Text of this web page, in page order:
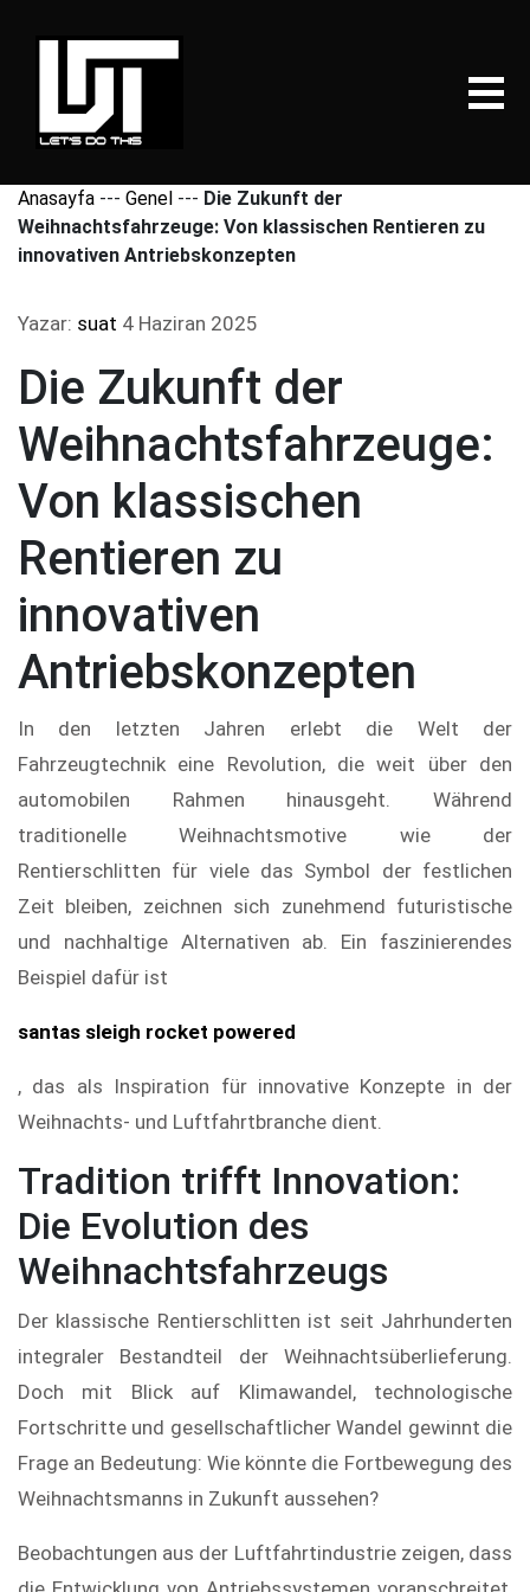
Anasayfa --- Genel --- Die Zukunft der
Weihnachtsfahrzeuge: Von klassischen Rentieren zu
innovativen Antriebskonzepten
Yazar: suat 4 Haziran 2025
Die Zukunft der
Weihnachtsfahrzeuge:
Von klassischen
Rentieren zu
innovativen
Antriebskonzepten
In den letzten Jahren erlebt die Welt der
Fahrzeugtechnik eine Revolution, die weit über den
automobilen Rahmen hinausgeht. Während
traditionelle Weihnachtsmotive wie der
Rentierschlitten für viele das Symbol der festlichen
Zeit bleiben, zeichnen sich zunehmend futuristische
und nachhaltige Alternativen ab. Ein faszinierendes
Beispiel dafür ist
santas sleigh rocket powered
, das als Inspiration für innovative Konzepte in der
Weihnachts- und Luftfahrtbranche dient.
Tradition trifft Innovation:
Die Evolution des
Weihnachtsfahrzeugs
Der klassische Rentierschlitten ist seit Jahrhunderten
integraler Bestandteil der Weihnachtsüberlieferung.
Doch mit Blick auf Klimawandel, technologische
Fortschritte und gesellschaftlicher Wandel gewinnt die
Frage an Bedeutung: Wie könnte die Fortbewegung des
Weihnachtsmanns in Zukunft aussehen?
Beobachtungen aus der Luftfahrtindustrie zeigen, dass